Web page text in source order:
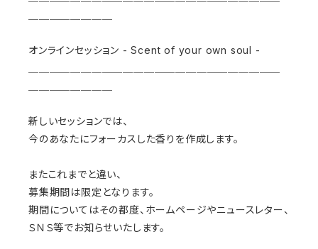
オンラインセッション - Scent of your own soul -
新しいセッションでは、
今のあなたにフォーカスした香りを作成します。
またこれまでと違い、
募集期間は限定となります。
期間についてはその都度、ホームページやニュースレター、
ＳＮＳ等でお知らせいたします。